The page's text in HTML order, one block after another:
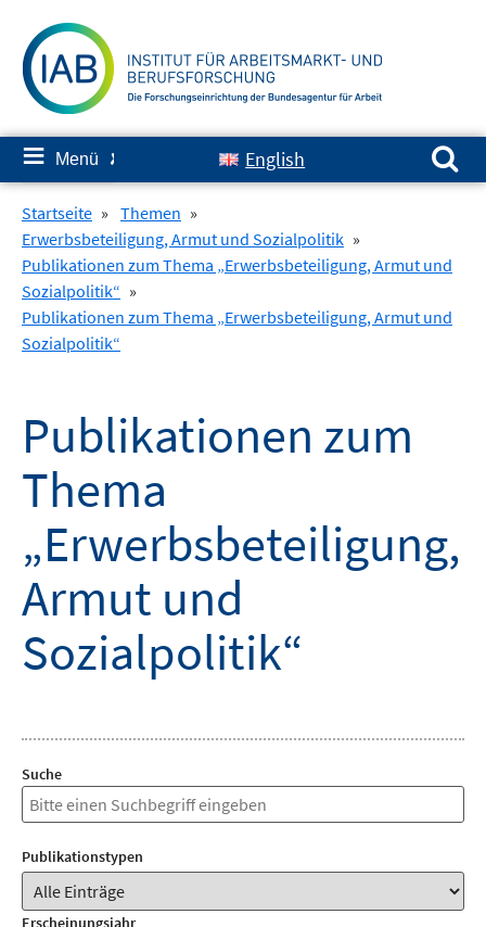
zum
Inhalt
≡ Menü ✘ English
Suchen nach:
Startseite » Themen »
Erwerbsbeteiligung, Armut und Sozialpolitik »
Publikationen zum Thema „Erwerbsbeteiligung, Armut und
Sozialpolitik“ »
Publikationen zum Thema „Erwerbsbeteiligung, Armut und
Sozialpolitik“
Publikationen zum
Thema
„Erwerbsbeteiligung,
Armut und
Sozialpolitik“
Suche
Publikationstypen
Erscheinungsjahr